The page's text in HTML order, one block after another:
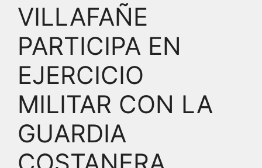
VILLAFAÑE
PARTICIPA EN
EJERCICIO
MILITAR CON LA
GUARDIA